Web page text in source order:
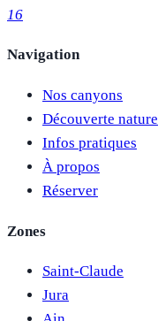
16
Navigation
Nos canyons
Découverte nature
Infos pratiques
À propos
Réserver
Zones
Saint-Claude
Jura